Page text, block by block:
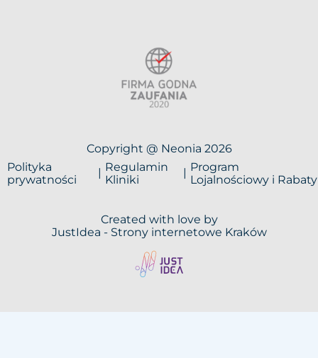
Copyright @ Neonia 2026
Polityka
prywatności
Regulamin
Kliniki
Program
Lojalnościowy i Rabaty
Created with love by
JustIdea - Strony internetowe Kraków